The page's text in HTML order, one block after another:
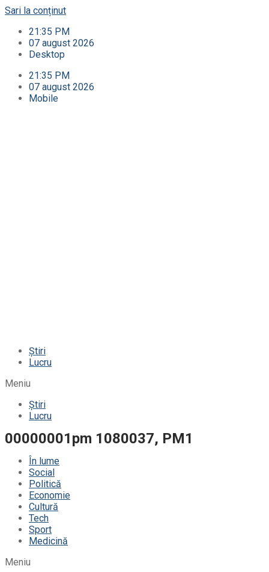
Sari la conținut
21:35 PM
07 august 2026
Desktop
21:35 PM
07 august 2026
Mobile
Știri
Lucru
Meniu
Știri
Lucru
00000001pm 1080037, PM1
În lume
Social
Politică
Economie
Cultură
Tech
Sport
Medicină
Meniu